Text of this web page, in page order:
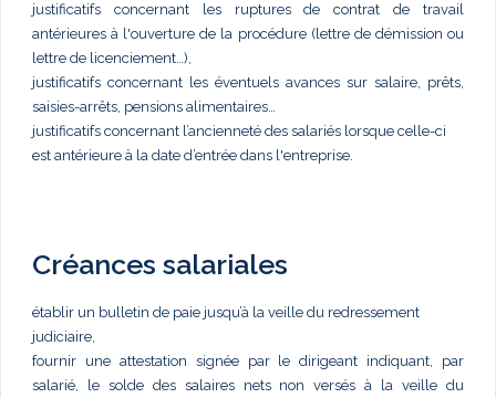
justificatifs concernant les ruptures de contrat de travail
antérieures à l'ouverture de la procédure (lettre de démission ou
lettre de licenciement…),
justificatifs concernant les éventuels avances sur salaire, prêts,
saisies-arrêts, pensions alimentaires…
justificatifs concernant l’ancienneté des salariés lorsque celle-ci
est antérieure à la date d’entrée dans l'entreprise.
Créances salariales
établir un bulletin de paie jusqu’à la veille du redressement
judiciaire,
fournir une attestation signée par le dirigeant indiquant, par
salarié, le solde des salaires nets non versés à la veille du